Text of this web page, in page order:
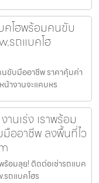
คโฮพร้อมคนขับ
รถแบคโฮ
ขับมืออาชีพ ราคาคุ้มค่า
างานจะแคบหร
นเร่ง เราพร้อม
ออาชีพ ลงพื้นที่ไว
ร้อมลุย! ติดต่อเช่ารถแบค
ถแบคโฮร